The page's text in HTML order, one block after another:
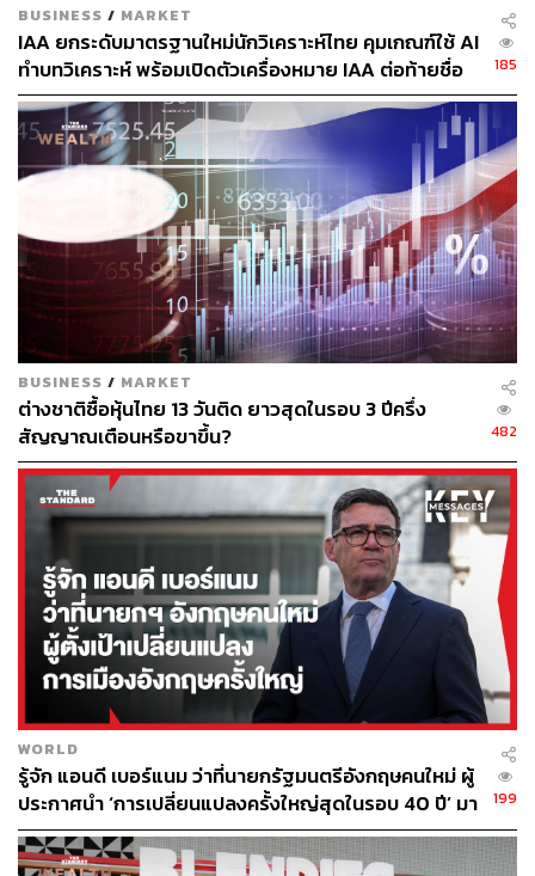
TAGS: อาทิตย์ จันทร์สว่าง Down Jones
ตลาดหุ้นสหรัฐฯ
DAX
NASDAQ CAC SET หุ้นไทย
COVID-19
MINT
FTSE
39
ABOUT THE AUTHOR
สกุลชัย เก่งอนันตานนท์
Content Creator สำนักข่าว THE
STANDARD WEALTH
BUSINESS / MARKET
IAA ยกระดับมาตรฐานใหม่นักวิเคราะห์ไทย คุมเกณฑ์ใช้ AI
ทำบทวิเคราะห์ พร้อมเปิดตัวเครื่องหมาย IAA ต่อท้ายชื่อ
185
BUSINESS / MARKET
ต่างชาติซื้อหุ้นไทย 13 วันติด ยาวสุดในรอบ 3 ปีครึ่ง
สัญญาณเตือนหรือขาขึ้น?
482
WORLD
รู้จัก แอนดี เบอร์แนม ว่าที่นายกรัฐมนตรีอังกฤษคนใหม่ ผู้
ประกาศนำ ‘การเปลี่ยนแปลงครั้งใหญ่สุดในรอบ 40 ปี’ มา
สู่การเมืองอังกฤษ
199